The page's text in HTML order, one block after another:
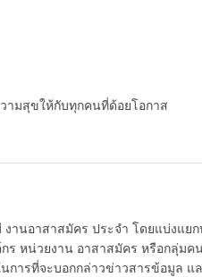
ามสุขให้กับทุกคนที่ด้อยโอกาส
านอาสาสมัคร ประจำ โดยแบ่งแ
หน่วยงาน อาสาสมัคร หรือกลุ่มค
การที่จะบอกกล่าวข่าวสารข้อมูล